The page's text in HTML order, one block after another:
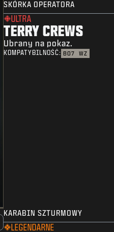
SKÓRKA OPERATORA
ULTRA
TERRY CREWS
Ubrany na pokaz.
KOMPATYBILNOŚĆ: BO7 WZ
KARABIN SZTURMOWY
LEGENDARNE